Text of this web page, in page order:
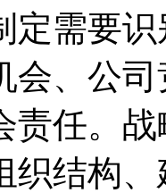
定需要
会、公
责任。
织结构